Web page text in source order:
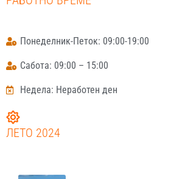
Понеделник-Петок: 09:00-19:00
Сабота: 09:00 – 15:00
Недела: Неработен ден
ЛЕТО 2024